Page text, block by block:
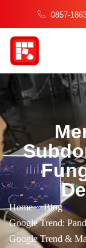
0857-
Home » Blog »
Google Trend:
Google Trend &